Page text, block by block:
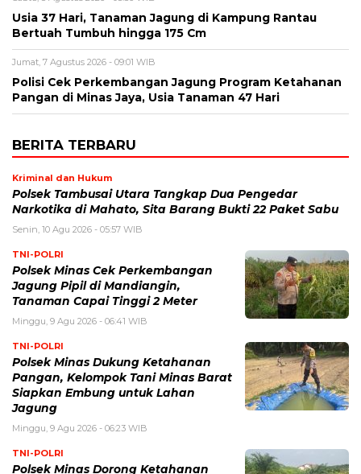
Usia 37 Hari, Tanaman Jagung di Kampung Rantau
Bertuah Tumbuh hingga 175 Cm
Jumat, 7 Agustus 2026 - 09:01 WIB
Polisi Cek Perkembangan Jagung Program Ketahanan
Pangan di Minas Jaya, Usia Tanaman 47 Hari
BERITA TERBARU
Kriminal dan Hukum
Polsek Tambusai Utara Tangkap Dua Pengedar
Narkotika di Mahato, Sita Barang Bukti 22 Paket Sabu
Senin, 10 Agu 2026 - 05:57 WIB
TNI-POLRI
Polsek Minas Cek Perkembangan
Jagung Pipil di Mandiangin,
Tanaman Capai Tinggi 2 Meter
Minggu, 9 Agu 2026 - 06:41 WIB
TNI-POLRI
Polsek Minas Dukung Ketahanan
Pangan, Kelompok Tani Minas Barat
Siapkan Embung untuk Lahan
Jagung
Minggu, 9 Agu 2026 - 06:23 WIB
TNI-POLRI
Polsek Minas Dorong Ketahanan